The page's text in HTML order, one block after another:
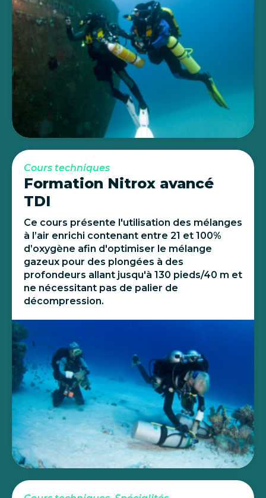
Cours techniques
Formation Nitrox avancé
TDI
Ce cours présente l'utilisation des mélanges
à l’air enrichi contenant entre 21 et 100%
d’oxygène afin d'optimiser le mélange
gazeux pour des plongées à des
profondeurs allant jusqu'à 130 pieds/40 m et
ne nécessitant pas de palier de
décompression.